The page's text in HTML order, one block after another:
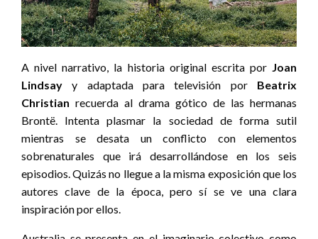
A nivel narrativo, la historia original escrita por Joan
Lindsay y adaptada para televisión por Beatrix
Christian recuerda al drama gótico de las hermanas
Brontë. Intenta plasmar la sociedad de forma sutil
mientras se desata un conflicto con elementos
sobrenaturales que irá desarrollándose en los seis
episodios. Quizás no llegue a la misma exposición que los
autores clave de la época, pero sí se ve una clara
inspiración por ellos.